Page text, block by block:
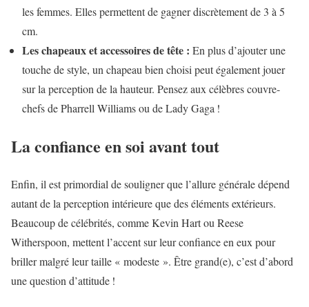
les femmes. Elles permettent de gagner discrètement de 3 à 5
cm.
Les chapeaux et accessoires de tête : En plus d’ajouter une
touche de style, un chapeau bien choisi peut également jouer
sur la perception de la hauteur. Pensez aux célèbres couvre-
chefs de Pharrell Williams ou de Lady Gaga !
La confiance en soi avant tout
Enfin, il est primordial de souligner que l’allure générale dépend
autant de la perception intérieure que des éléments extérieurs.
Beaucoup de célébrités, comme Kevin Hart ou Reese
Witherspoon, mettent l’accent sur leur confiance en eux pour
briller malgré leur taille « modeste ». Être grand(e), c’est d’abord
une question d’attitude !